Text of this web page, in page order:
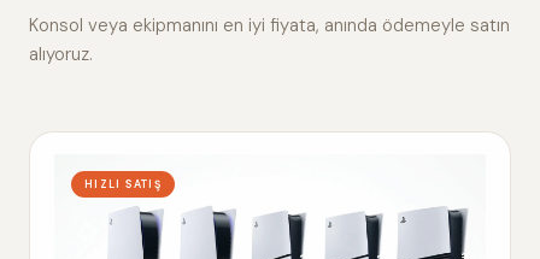
Alım
Konsol veya ekipmanını en iyi fiyata, anında ödemeyle satın
alıyoruz.
HIZLI SATIŞ